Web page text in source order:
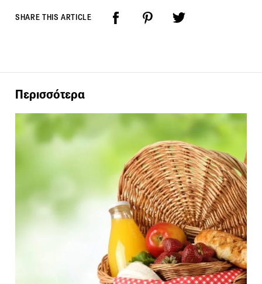
SHARE THIS ARTICLE
Περισσότερα